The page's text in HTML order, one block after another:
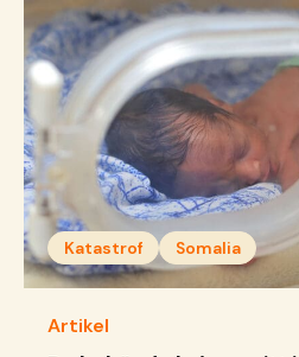
Katastrof Somalia
Artikel